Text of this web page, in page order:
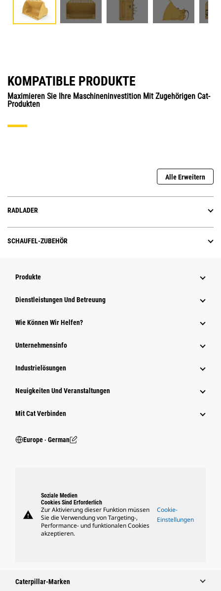
KOMPATIBLE PRODUKTE
Maximieren Sie Ihre Maschineninvestition Mit Zugehörigen Cat-
Produkten
Alle Erweitern
RADLADER
SCHAUFEL-ZUBEHÖR
Produkte
Dienstleistungen Und Betreuung
Wie Können Wir Helfen?
Unternehmensinfo
Industrielösungen
Neuigkeiten Und Veranstaltungen
Mit Cat Verbinden
Europe ‧ German
warning
Soziale Medien
Cookies Sind Erforderlich
Zur Aktivierung dieser Funktion müssen
Sie die Verwendung von Targeting-,
Performance- und funktionalen Cookies
akzeptieren.
Cookie-
Einstellungen
Caterpillar-Marken